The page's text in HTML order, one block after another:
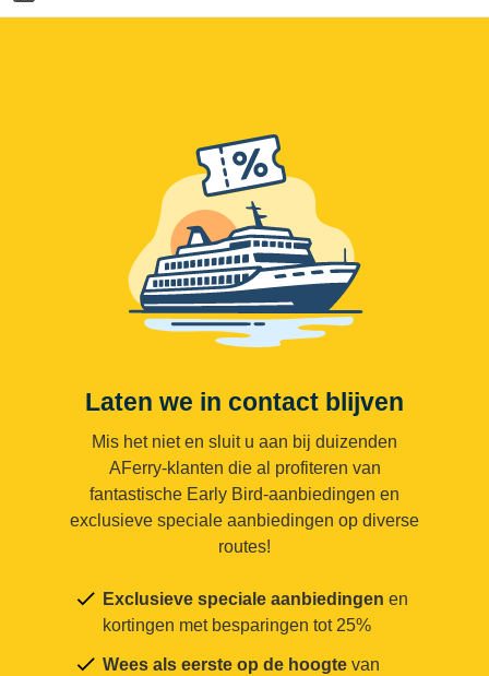
Laten we in contact blijven
Mis het niet en sluit u aan bij duizenden
AFerry-klanten die al profiteren van
fantastische Early Bird-aanbiedingen en
exclusieve speciale aanbiedingen op diverse
routes!
Exclusieve speciale aanbiedingen en
kortingen met besparingen tot 25%
Wees als eerste op de hoogte van